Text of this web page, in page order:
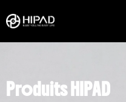
Produits HIPAD